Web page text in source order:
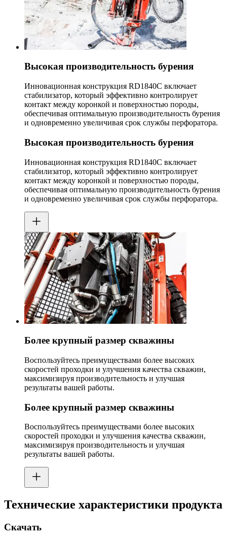
Высокая производительность бурения
Инновационная конструкция RD1840C включает
стабилизатор, который эффективно контролирует
контакт между коронкой и поверхностью породы,
обеспечивая оптимальную производительность бурения
и одновременно увеличивая срок службы перфоратора.
Высокая производительность бурения
Инновационная конструкция RD1840C включает
стабилизатор, который эффективно контролирует
контакт между коронкой и поверхностью породы,
обеспечивая оптимальную производительность бурения
и одновременно увеличивая срок службы перфоратора.
Более крупный размер скважины
Воспользуйтесь преимуществами более высоких
скоростей проходки и улучшения качества скважин,
максимизируя производительность и улучшая
результаты вашей работы.
Более крупный размер скважины
Воспользуйтесь преимуществами более высоких
скоростей проходки и улучшения качества скважин,
максимизируя производительность и улучшая
результаты вашей работы.
Технические характеристики продукта
Скачать